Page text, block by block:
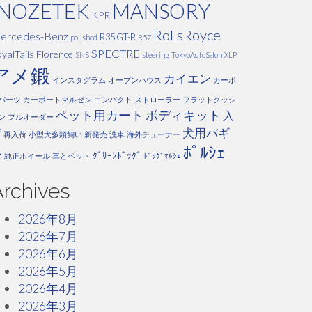
KPR MANSORY
Benz polished R35 GT-R R57 RollsRoyce
Florence SNS SPECTRE steering TokyoAutoSalon XLP
メ鍛 インスタグラム オープンハウス カイエン カーボ
ーツ カーポートマルゼン コンパクト ストローラー フラットクッシ
フルオーダー ペット用カート ボディキット 入
再入荷 小型犬多頭飼い 新発売 洗車 海外チューナー 犬用バギ
純正ホイール 車とペット ｸﾞﾘｰﾝﾄﾞｯｸﾞ ﾄﾞｯｸﾞﾏﾙｼｪ ﾎﾟﾙｼｪ
2026年8月
2026年7月
2026年6月
2026年5月
2026年4月
2026年3月